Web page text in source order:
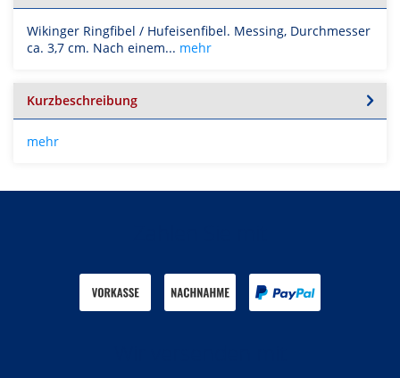
Wikinger Ringfibel / Hufeisenfibel. Messing, Durchmesser
ca. 3,7 cm. Nach einem... mehr
Kurzbeschreibung
mehr